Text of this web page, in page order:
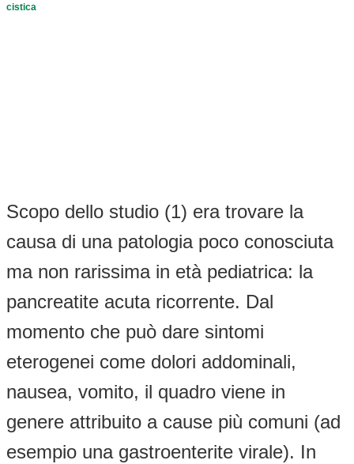
cistica
Scopo dello studio (1) era trovare la
causa di una patologia poco conosciuta
ma non rarissima in età pediatrica: la
pancreatite acuta ricorrente. Dal
momento che può dare sintomi
eterogenei come dolori addominali,
nausea, vomito, il quadro viene in
genere attribuito a cause più comuni (ad
esempio una gastroenterite virale). In